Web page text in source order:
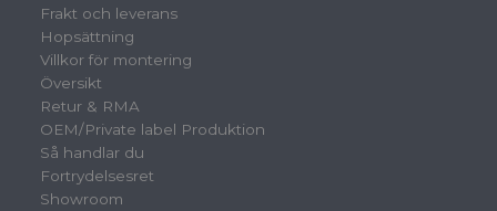
Frakt och leverans
Hopsättning
Villkor för montering
Översikt
Retur & RMA
OEM/Private label Produktion
Så handlar du
Fortrydelsesret
Showroom